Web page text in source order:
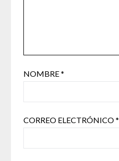
NOMBRE*
CORREO ELECTRÓNICO*